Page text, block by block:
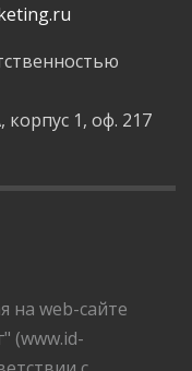
корпус 1, оф. 217
на web-сайте
(www.id-